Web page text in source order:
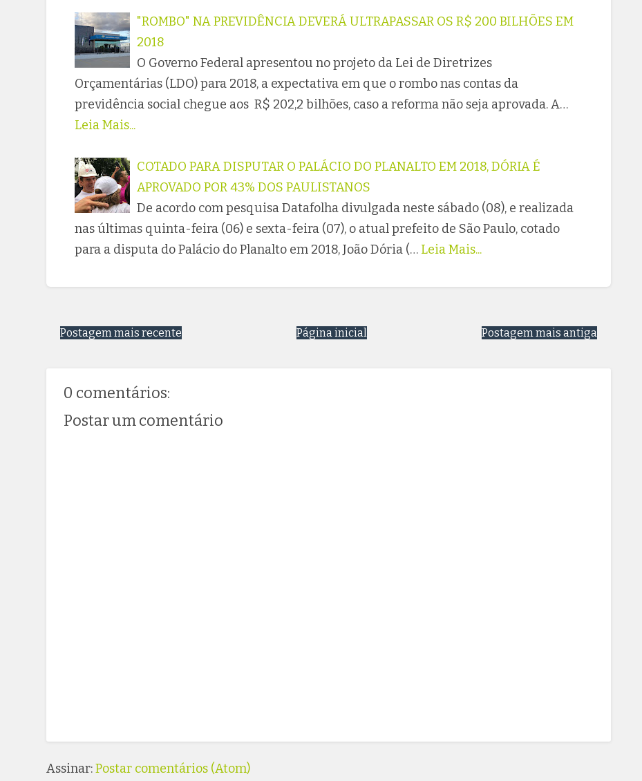
"ROMBO" NA PREVIDÊNCIA DEVERÁ ULTRAPASSAR OS R$ 200 BILHÕES EM
2018
O Governo Federal apresentou no projeto da Lei de Diretrizes
Orçamentárias (LDO) para 2018, a expectativa em que o rombo nas contas da
previdência social chegue aos R$ 202,2 bilhões, caso a reforma não seja aprovada. A…
Leia Mais...
COTADO PARA DISPUTAR O PALÁCIO DO PLANALTO EM 2018, DÓRIA É
APROVADO POR 43% DOS PAULISTANOS
De acordo com pesquisa Datafolha divulgada neste sábado (08), e realizada
nas últimas quinta-feira (06) e sexta-feira (07), o atual prefeito de São Paulo, cotado
para a disputa do Palácio do Planalto em 2018, João Dória (… Leia Mais...
Postagem mais recente Postagem mais antiga
Página inicial
0 comentários:
Postar um comentário
Assinar:Postar comentários (Atom)